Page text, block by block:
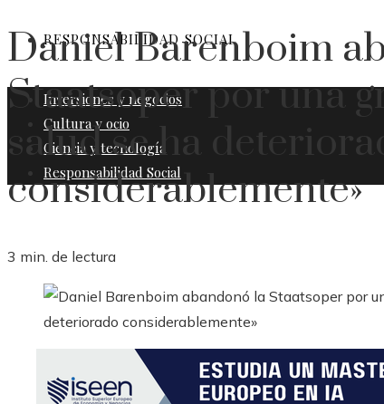
RESPONSABILIDAD SOCIAL
Inversiones y negocios
Cultura y ocio
Ciencia y tecnología
Responsabilidad Social
Daniel Barenboim
Staatsoper por una
salud se ha
considerablemente»
3 min. de lectura